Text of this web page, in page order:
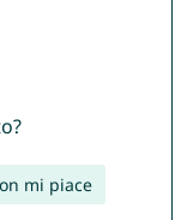
mi piace